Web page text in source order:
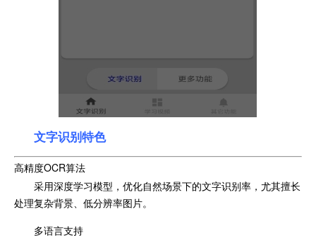
文字识别特色
高精度OCR算法
采用深度学习模型，优化自然场景下的文字识别率，尤其擅长
处理复杂背景、低分辨率图片。
多语言支持